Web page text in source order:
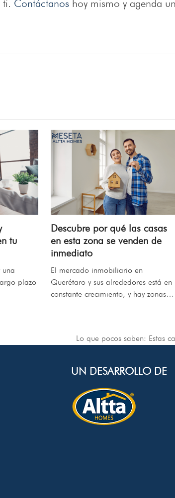
ti. Contáctanos hoy mismo y agenda
tu
una
plazo
Descubre por qué las casas
en esta zona se venden de
inmediato
El mercado inmobiliario en
Querétaro y sus alrededores está en
constante crecimiento, y hay zonas…
next
Lo que pocos saben: Estas
UN DESARROLLO DE